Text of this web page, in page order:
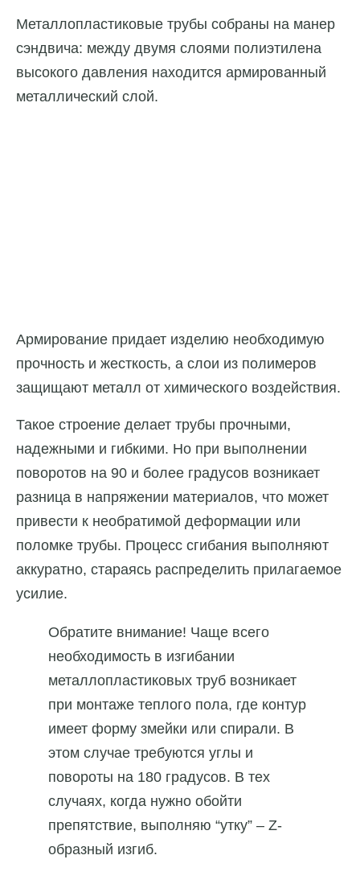
Металлопластиковые трубы собраны на манер
сэндвича: между двумя слоями полиэтилена
высокого давления находится армированный
металлический слой.
Армирование придает изделию необходимую
прочность и жесткость, а слои из полимеров
защищают металл от химического воздействия.
Такое строение делает трубы прочными,
надежными и гибкими. Но при выполнении
поворотов на 90 и более градусов возникает
разница в напряжении материалов, что может
привести к необратимой деформации или
поломке трубы. Процесс сгибания выполняют
аккуратно, стараясь распределить прилагаемое
усилие.
Обратите внимание! Чаще всего
необходимость в изгибании
металлопластиковых труб возникает
при монтаже теплого пола, где контур
имеет форму змейки или спирали. В
этом случае требуются углы и
повороты на 180 градусов. В тех
случаях, когда нужно обойти
препятствие, выполняю “утку” – Z-
образный изгиб.